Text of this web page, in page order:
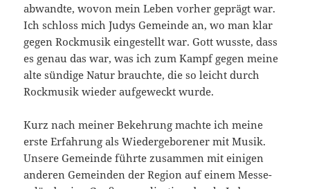
abwandte, wovon mein Leben vorher geprägt war.
Ich schloss mich Judys Gemeinde an, wo man klar
ge­gen Rockmusik eingestellt war. Gott wusste, dass
es genau das war, was ich zum Kampf gegen meine
alte sündige Natur brauchte, die so leicht durch
Rockmusik wieder aufgeweckt wurde.
Kurz nach meiner Bekehrung machte ich meine
erste Erfahrung als Wiedergeborener mit Musik.
Unsere Gemeinde führte zusam­men mit einigen
anderen Gemeinden der Region auf einem Messe­